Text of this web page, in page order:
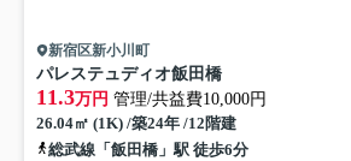
新宿区新小川町
パレステュディオ飯田橋
11.3万円 管理/共益費10,000円
26.04㎡ (1K) /築24年 /12階建
総武線「飯田橋」駅 徒歩6分